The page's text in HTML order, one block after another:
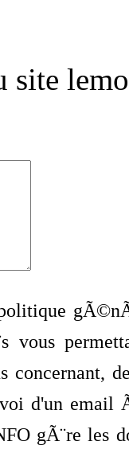
vous
concernant,
d'un
gÃ¨re les